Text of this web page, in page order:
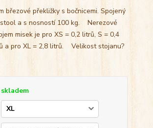
březové překližky s bočnicemi. Spojený
a s nosností 100 kg. Nerezové
misek je pro XS = 0,2 litrů, S = 0,4
a pro XL = 2,8 litrů. Velikost stojanu?
skladem